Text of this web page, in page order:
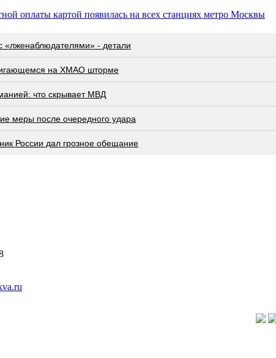
оплаты картой появилась на всех станциях метро Москвы
«лженаблюдателями» - детали
на ХМАО шторме
что скрывает МВД
меры после очередного удара
России дал грозное обещание